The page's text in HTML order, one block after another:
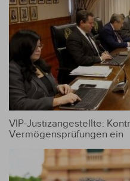
VIP-Justizangestellte:
Vermögensprüfungen ein